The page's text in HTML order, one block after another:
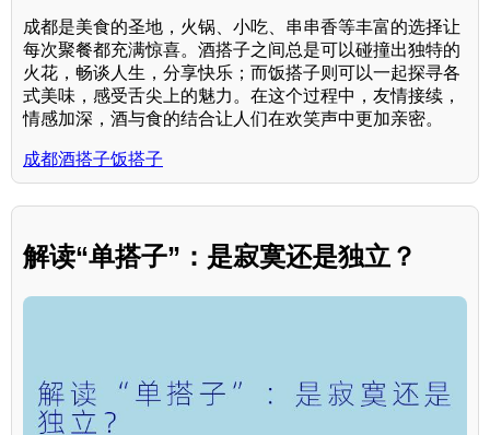
成都是美食的圣地，火锅、小吃、串串香等丰富的选择让
每次聚餐都充满惊喜。酒搭子之间总是可以碰撞出独特的
火花，畅谈人生，分享快乐；而饭搭子则可以一起探寻各
式美味，感受舌尖上的魅力。在这个过程中，友情接续，
情感加深，酒与食的结合让人们在欢笑声中更加亲密。
成都酒搭子饭搭子
解读“单搭子”：是寂寞还是独立？